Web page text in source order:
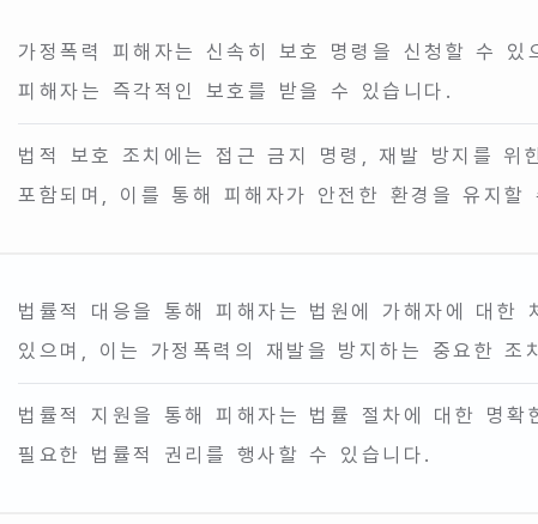
가정폭력 피해자는 신속히 보호 명령을 신청할 수 있
피해자는 즉각적인 보호를 받을 수 있습니다.
법적 보호 조치에는 접근 금지 명령, 재발 방지를 위
포함되며, 이를 통해 피해자가 안전한 환경을 유지할
법률적 대응을 통해 피해자는 법원에 가해자에 대한
있으며, 이는 가정폭력의 재발을 방지하는 중요한 조
법률적 지원을 통해 피해자는 법률 절차에 대한 명확
필요한 법률적 권리를 행사할 수 있습니다.